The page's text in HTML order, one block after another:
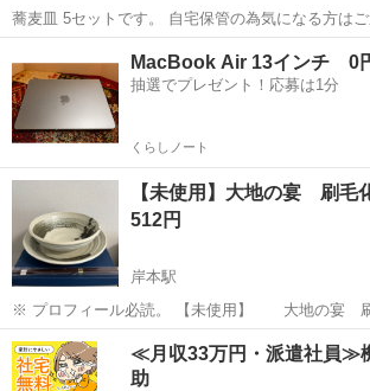
蕎麦皿 5セットです。 自宅保管の為気にな
MacBook Air 13インチ 0
抽選でプレゼント！応募は1分
くらしノート
【未使用】大地の宴 刷
512円
岸本駅
※ プロフィール必読。 【未使用】 大地の宴 刷毛化粧 和合揃
未使用品ですが長期自宅保管です。 未使用品ですが あくまでも中古扱
いですので 如何なる場合でも保証有りません。 外箱等ダメージ有りま
すが 食...
鳥取 米子市 岸本駅 食器 刷毛
≪月収33万円・派遣社員≫
助